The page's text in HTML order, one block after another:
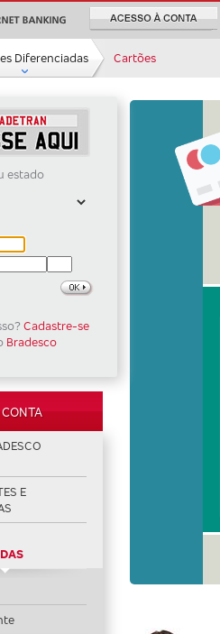
Ir para a
pesquisa
Ir para a
navegação
Ir para o
Ir para
Diferenciadas Cartões
estado
Cadastre-se
Bradesco
E